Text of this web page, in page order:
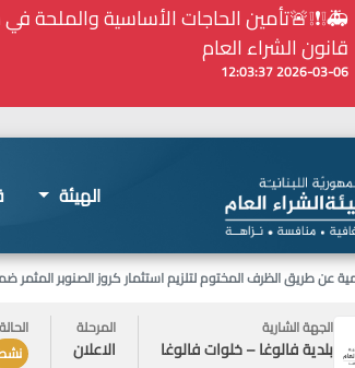
⚠️... ويكون النشر إلزامياً على المنصة الإلكترونيّة
2026-02-24 13:48:11
الهيئة
عن طريق الظرف المختوم لتلزيم استثمار كروز الصنوبر المثمر ضمن
الجهة الشارية
بلدية فالوغا – خلوات فالوغا
المرحلة
الاعلان
الحالة